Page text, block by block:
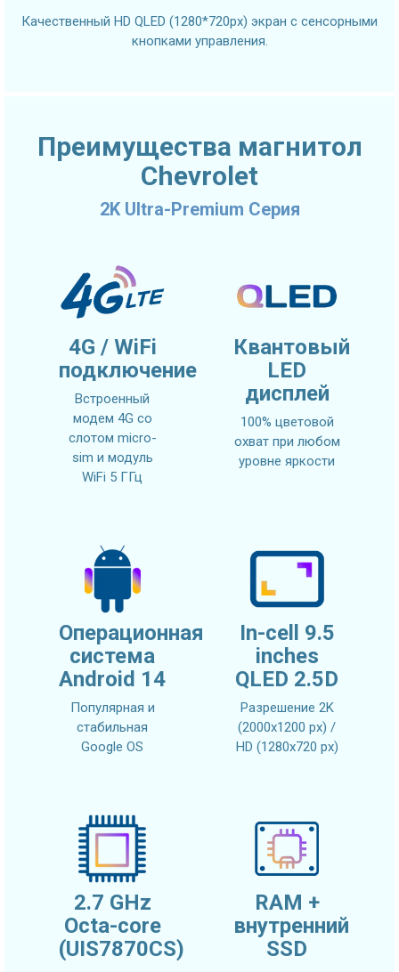
Качественный HD QLED (1280*720px) экран с сенсорными
кнопками управления.
Преимущества магнитол
Chevrolet
2K Ultra-Premium Серия
4G / WiFi
подключение
Встроенный
модем 4G со
слотом micro-
sim и модуль
WiFi 5 ГГц
Квантовый
LED
дисплей
100% цветовой
охват при любом
уровне яркости
Операционная
система
Android 14
Популярная и
стабильная
Google OS
In-cell 9.5
inches
QLED 2.5D
Разрешение 2K
(2000x1200 px) /
HD (1280x720 px)
2.7 GHz
Octa-core
(UIS7870CS)
RAM +
внутренний
SSD